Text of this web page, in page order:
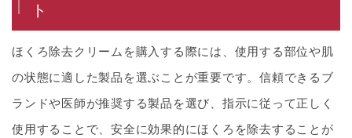
ト
ほくろ除去クリームを購入する際には、使用する部位や肌
の状態に適した製品を選ぶことが重要です。信頼できるブ
ランドや医師が推奨する製品を選び、指示に従って正しく
使用することで、安全に効果的にほくろを除去することが